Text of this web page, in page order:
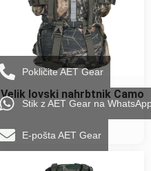
Velik lovski nahrbtnik Camo
Pokličite AET Gear
Stik z AET Gear na
E-pošta AET Gear